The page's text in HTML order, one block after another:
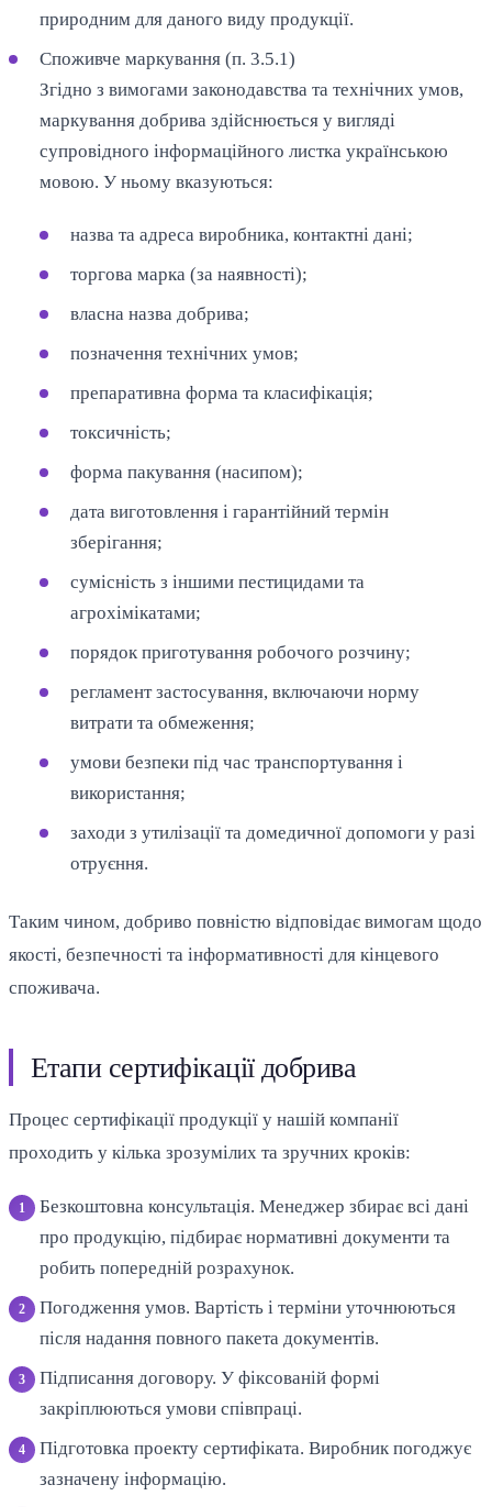
природним для даного виду продукції.
Споживче маркування (п. 3.5.1)
Згідно з вимогами законодавства та технічних умов,
маркування добрива здійснюється у вигляді
супровідного інформаційного листка українською
мовою. У ньому вказуються:
назва та адреса виробника, контактні дані;
торгова марка (за наявності);
власна назва добрива;
позначення технічних умов;
препаративна форма та класифікація;
токсичність;
форма пакування (насипом);
дата виготовлення і гарантійний термін
зберігання;
сумісність з іншими пестицидами та
агрохімікатами;
порядок приготування робочого розчину;
регламент застосування, включаючи норму
витрати та обмеження;
умови безпеки під час транспортування і
використання;
заходи з утилізації та домедичної допомоги у разі
отруєння.
Таким чином, добриво повністю відповідає вимогам щодо
якості, безпечності та інформативності для кінцевого
споживача.
Етапи сертифікації добрива
Процес сертифікації продукції у нашій компанії
проходить у кілька зрозумілих та зручних кроків:
Безкоштовна консультація. Менеджер збирає всі дані
про продукцію, підбирає нормативні документи та
робить попередній розрахунок.
Погодження умов. Вартість і терміни уточнюються
після надання повного пакета документів.
Підписання договору. У фіксованій формі
закріплюються умови співпраці.
Підготовка проекту сертифіката. Виробник погоджує
зазначену інформацію.